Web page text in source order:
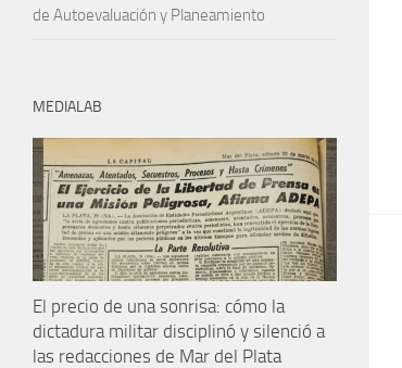
de Autoevaluación y Planeamiento
MEDIALAB
El precio de una sonrisa: cómo la
dictadura militar disciplinó y silenció a
las redacciones de Mar del Plata